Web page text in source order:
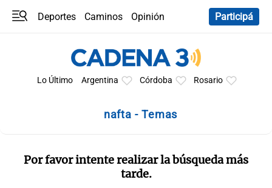
Deportes Caminos
Opinión
Participá
Lo Último Argentina Córdoba Rosario
nafta - Temas
Por favor intente realizar la búsqueda más
tarde.